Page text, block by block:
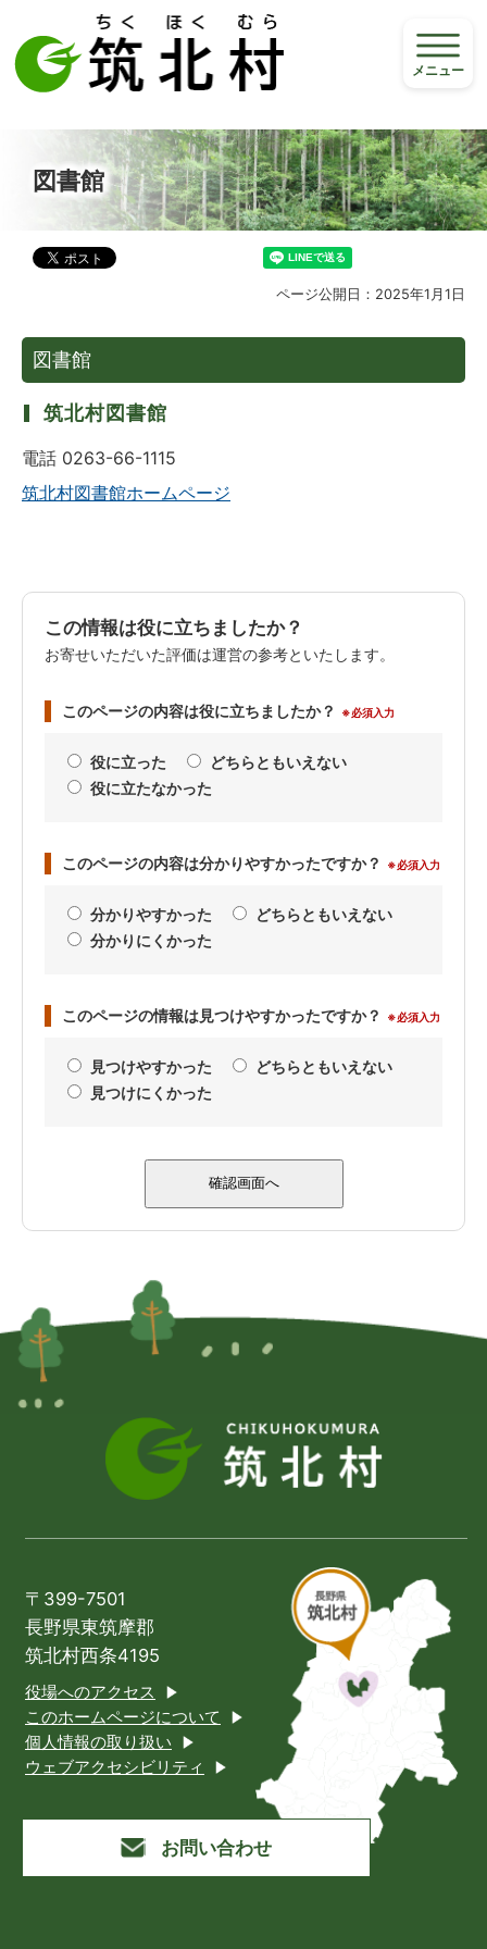
メニュー
図書館
ページ公開日：2025年1月1日
図書館
筑北村図書館
電話 0263-66-1115
筑北村図書館ホームページ
この情報は役に立ちましたか？
お寄せいただいた評価は運営の参考といたします。
このページの内容は役に立ちましたか？ ※必須入力
役に立った
どちらともいえない
役に立たなかった
このページの内容は分かりやすかったですか？ ※必須入力
分かりやすかった
どちらともいえない
分かりにくかった
このページの情報は見つけやすかったですか？ ※必須入力
見つけやすかった
どちらともいえない
見つけにくかった
〒399-7501
長野県東筑摩郡
筑北村西条4195
役場へのアクセス
このホームページについて
個人情報の取り扱い
ウェブアクセシビリティ
お問い合わせ